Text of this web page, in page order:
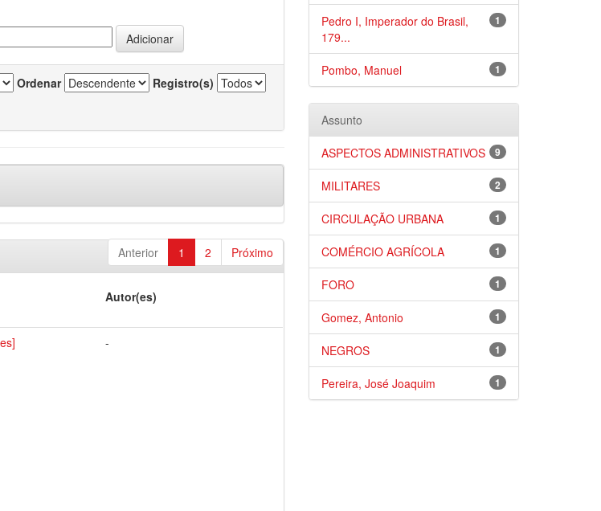
Ordenar Registro(s)
Anterior 1 2 Próximo
Autor(es)
-
1
Pedro I, Imperador do Brasil,
179...
1
Pombo, Manuel
Assunto
9
ASPECTOS ADMINISTRATIVOS
2
MILITARES
1
CIRCULAÇÃO URBANA
1
COMÉRCIO AGRÍCOLA
1
FORO
1
Gomez, Antonio
1
NEGROS
1
Pereira, José Joaquim